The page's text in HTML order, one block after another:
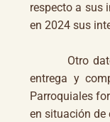
respecto a sus
en 2024 sus
Otro dato
entrega y
Parroquiales
en situación de